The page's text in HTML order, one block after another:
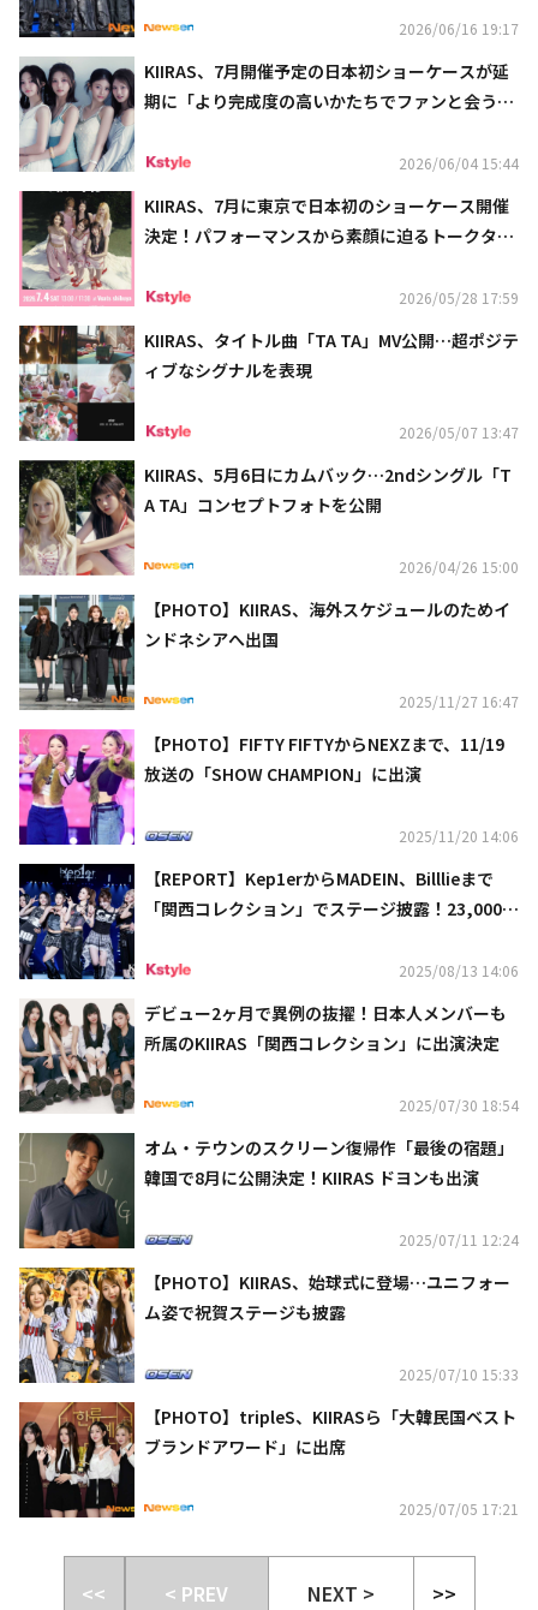
2026/06/16 19:17
KIIRAS、7月開催予定の日本初ショーケースが延
期に「より完成度の高いかたちでファンと会うた
2026/06/04 15:44
KIIRAS、7月に東京で日本初のショーケース開催
決定！パフォーマンスから素顔に迫るトークタイ
2026/05/28 17:59
KIIRAS、タイトル曲「TA TA」MV公開…超ポジテ
ィブなシグナルを表現
2026/05/07 13:47
KIIRAS、5月6日にカムバック…2ndシングル「T
A TA」コンセプトフォトを公開
2026/04/26 15:00
【PHOTO】KIIRAS、海外スケジュールのためイ
ンドネシアへ出国
2025/11/27 16:47
【PHOTO】FIFTY FIFTYからNEXZまで、11/19
放送の「SHOW CHAMPION」に出演
2025/11/20 14:06
【REPORT】Kep1erからMADEIN、Billlieまで
「関西コレクション」でステージ披露！23,000人
2025/08/13 14:06
デビュー2ヶ月で異例の抜擢！日本人メンバーも
所属のKIIRAS「関西コレクション」に出演決定
2025/07/30 18:54
オム・テウンのスクリーン復帰作「最後の宿題」
韓国で8月に公開決定！KIIRAS ドヨンも出演
2025/07/11 12:24
【PHOTO】KIIRAS、始球式に登場…ユニフォー
ム姿で祝賀ステージも披露
2025/07/10 15:33
【PHOTO】tripleS、KIIRASら「大韓民国ベスト
ブランドアワード」に出席
2025/07/05 17:21
<< < PREV NEXT > >>